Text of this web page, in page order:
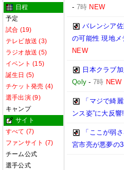
日程
予定
試合 (19)
テレビ放送 (3)
ラジオ放送 (5)
イベント (15)
誕生日 (5)
チケット発売 (4)
選手出演 (9)
キャンプ
サイト
すべて (7)
ファンサイト (7)
チーム公式
選手公式
- 7時 NEW
バレンシア
の可能性 現地
NEW
日本クラブ
Qoly - 7時 NEW
「マジで綺
ンス姿”に大反
「ここが弱
宮市亮が悪夢の